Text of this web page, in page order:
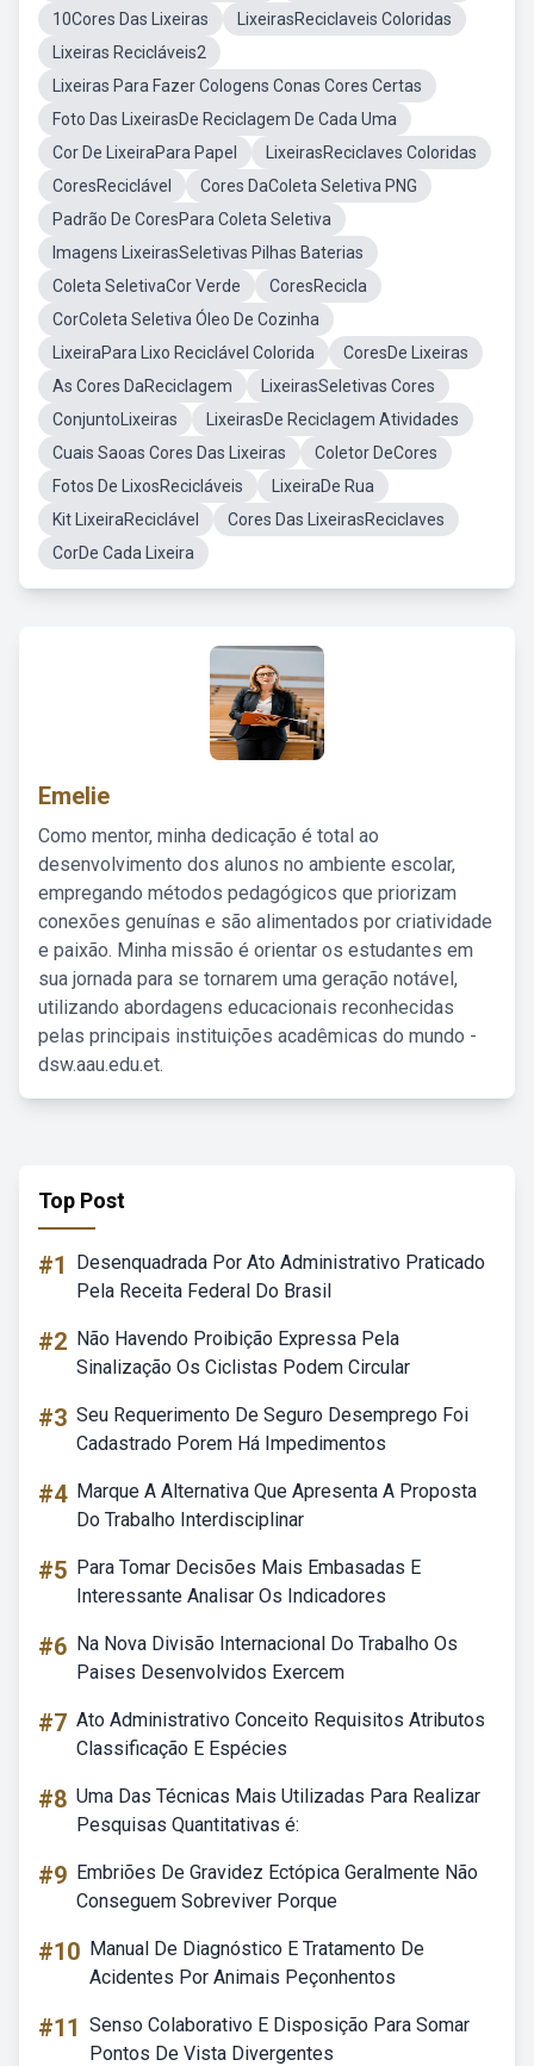
10Cores Das Lixeiras
LixeirasReciclaveis Coloridas
Lixeiras Recicláveis2
Lixeiras Para Fazer Cologens Conas Cores Certas
Foto Das LixeirasDe Reciclagem De Cada Uma
Cor De LixeiraPara Papel
LixeirasReciclaves Coloridas
CoresReciclável
Cores DaColeta Seletiva PNG
Padrão De CoresPara Coleta Seletiva
Imagens LixeirasSeletivas Pilhas Baterias
Coleta SeletivaCor Verde
CoresRecicla
CorColeta Seletiva Óleo De Cozinha
LixeiraPara Lixo Reciclável Colorida
CoresDe Lixeiras
As Cores DaReciclagem
LixeirasSeletivas Cores
ConjuntoLixeiras
LixeirasDe Reciclagem Atividades
Cuais Saoas Cores Das Lixeiras
Coletor DeCores
Fotos De LixosRecicláveis
LixeiraDe Rua
Kit LixeiraReciclável
Cores Das LixeirasReciclaves
CorDe Cada Lixeira
Emelie
Como mentor, minha dedicação é total ao
desenvolvimento dos alunos no ambiente escolar,
empregando métodos pedagógicos que priorizam
conexões genuínas e são alimentados por criatividade
e paixão. Minha missão é orientar os estudantes em
sua jornada para se tornarem uma geração notável,
utilizando abordagens educacionais reconhecidas
pelas principais instituições acadêmicas do mundo -
dsw.aau.edu.et.
Top Post
#1
Desenquadrada Por Ato Administrativo Praticado
Pela Receita Federal Do Brasil
#2 Não Havendo Proibição Expressa Pela
Sinalização Os Ciclistas Podem Circular
#3 Seu Requerimento De Seguro Desemprego Foi
Cadastrado Porem Há Impedimentos
#4 Marque A Alternativa Que Apresenta A Proposta
Do Trabalho Interdisciplinar
#5 Para Tomar Decisões Mais Embasadas E
Interessante Analisar Os Indicadores
#6 Na Nova Divisão Internacional Do Trabalho Os
Paises Desenvolvidos Exercem
#7 Ato Administrativo Conceito Requisitos Atributos
Classificação E Espécies
#8 Uma Das Técnicas Mais Utilizadas Para Realizar
Pesquisas Quantitativas é:
#9 Embriões De Gravidez Ectópica Geralmente Não
Conseguem Sobreviver Porque
#10 Manual De Diagnóstico E Tratamento De
Acidentes Por Animais Peçonhentos
#11 Senso Colaborativo E Disposição Para Somar
Pontos De Vista Divergentes